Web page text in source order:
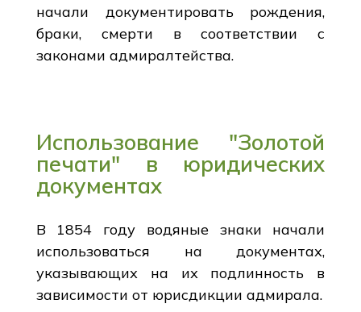
начали документировать рождения,
браки, смерти в соответствии с
законами адмиралтейства.
Использование "Золотой
печати" в юридических
документах
В 1854 году водяные знаки начали
использоваться на документах,
указывающих на их подлинность в
зависимости от юрисдикции адмирала.